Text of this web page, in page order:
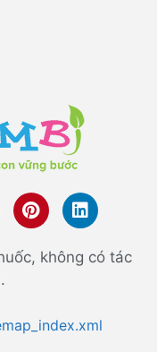
không có tác